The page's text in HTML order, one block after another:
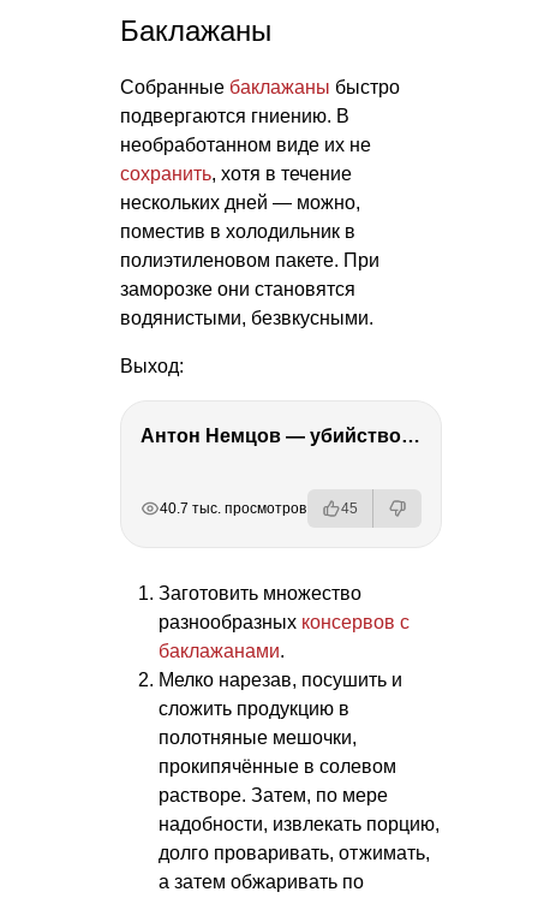
Баклажаны
Собранные баклажаны быстро
подвергаются гниению. В
необработанном виде их не
сохранить, хотя в течение
нескольких дней — можно,
поместив в холодильник в
полиэтиленовом пакете. При
заморозке они становятся
водянистыми, безвкусными.
Выход:
Антон Немцов — убийство Бориса Немцова, переезд в Дубай, семья и политика
40.7 тыс. просмотров 45
Заготовить множество
разнообразных консервов с
баклажанами.
Мелко нарезав, посушить и
сложить продукцию в
полотняные мешочки,
прокипячённые в солевом
растворе. Затем, по мере
надобности, извлекать порцию,
долго проваривать, отжимать,
а затем обжаривать по